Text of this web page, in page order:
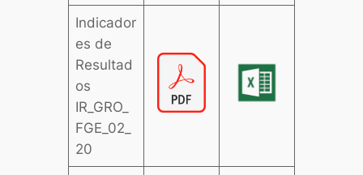
Indicador
es de
Resultad
os
IR_GRO_
FGE_02_
20